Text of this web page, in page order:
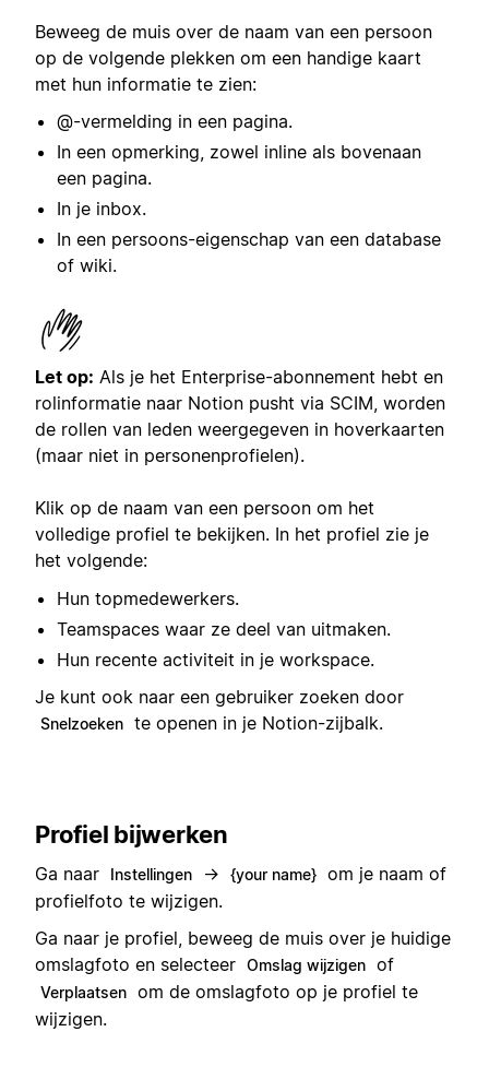
Beweeg de muis over de naam van een persoon
op de volgende plekken om een handige kaart
met hun informatie te zien:
@-vermelding in een pagina.
In een opmerking, zowel inline als bovenaan
een pagina.
In je inbox.
In een persoons-eigenschap van een database
of wiki.
Let op: Als je het Enterprise-abonnement hebt en
rolinformatie naar Notion pusht via SCIM, worden
de rollen van leden weergegeven in hoverkaarten
(maar niet in personenprofielen).
Klik op de naam van een persoon om het
volledige profiel te bekijken. In het profiel zie je
het volgende:
Hun topmedewerkers.
Teamspaces waar ze deel van uitmaken.
Hun recente activiteit in je workspace.
Je kunt ook naar een gebruiker zoeken door
Snelzoeken te openen in je Notion-zijbalk.
Profiel bijwerken
Ga naar Instellingen → {your name} om je naam of
profielfoto te wijzigen.
Ga naar je profiel, beweeg de muis over je huidige
omslagfoto en selecteer Omslag wijzigen of
Verplaatsen om de omslagfoto op je profiel te
wijzigen.